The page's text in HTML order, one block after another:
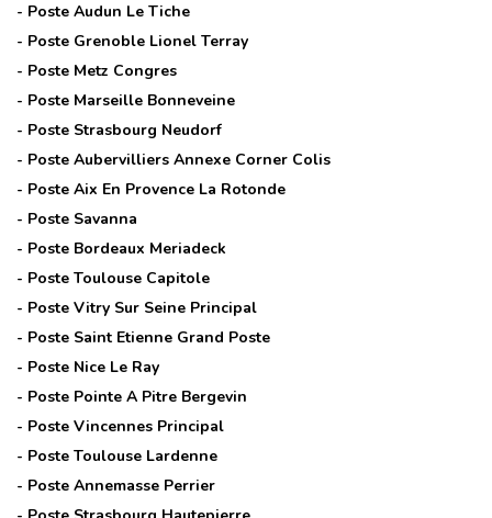
- Poste Audun Le Tiche
- Poste Grenoble Lionel Terray
- Poste Metz Congres
- Poste Marseille Bonneveine
- Poste Strasbourg Neudorf
- Poste Aubervilliers Annexe Corner Colis
- Poste Aix En Provence La Rotonde
- Poste Savanna
- Poste Bordeaux Meriadeck
- Poste Toulouse Capitole
- Poste Vitry Sur Seine Principal
- Poste Saint Etienne Grand Poste
- Poste Nice Le Ray
- Poste Pointe A Pitre Bergevin
- Poste Vincennes Principal
- Poste Toulouse Lardenne
- Poste Annemasse Perrier